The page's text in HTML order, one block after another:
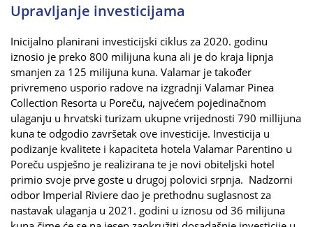
Upravljanje investicijama
Inicijalno planirani investicijski ciklus za 2020. godinu
iznosio je preko 800 milijuna kuna ali je do kraja lipnja
smanjen za 125 milijuna kuna. Valamar je također
privremeno usporio radove na izgradnji Valamar Pinea
Collection Resorta u Poreču, najvećem pojedinačnom
ulaganju u hrvatski turizam ukupne vrijednosti 790 millijuna
kuna te odgodio završetak ove investicije. Investicija u
podizanje kvalitete i kapaciteta hotela Valamar Parentino u
Poreču uspješno je realizirana te je novi obiteljski hotel
primio svoje prve goste u drugoj polovici srpnja. Nadzorni
odbor Imperial Riviere dao je prethodnu suglasnost za
nastavak ulaganja u 2021. godini u iznosu od 36 milijuna